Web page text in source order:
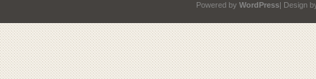
Powered by WordPress| Design